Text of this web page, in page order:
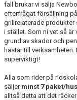
BLI MEDLEM
RIDHUSBOKNINGAR
IDEELLT ARBETE
FRAMSTEG
fall brukar vi sälja
efterfrågat försäljning
grillrelaterade produkter
i stället. Som ni vet så
grund av skador och
hästar till
superviktigt!
Alla som rider på
säljer minst 7 paket/
alltså detta att det